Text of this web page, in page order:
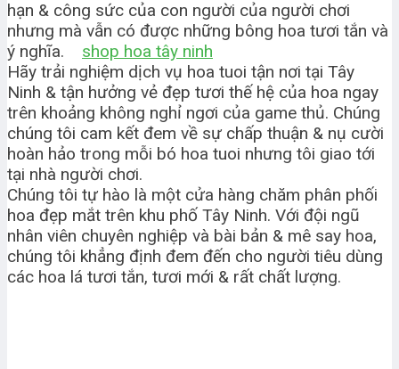
hạn & công sức của con người của người chơi
nhưng mà vẫn có được những bông hoa tươi tắn và
ý nghĩa. shop hoa tây ninh
Hãy trải nghiệm dịch vụ hoa tuoi tận nơi tại Tây
Ninh & tận hưởng vẻ đẹp tươi thế hệ của hoa ngay
trên khoảng không nghỉ ngơi của game thủ. Chúng
chúng tôi cam kết đem về sự chấp thuận & nụ cười
hoàn hảo trong mỗi bó hoa tuoi nhưng tôi giao tới
tại nhà người chơi.
Chúng tôi tự hào là một cửa hàng chăm phân phối
hoa đẹp mắt trên khu phố Tây Ninh. Với đội ngũ
nhân viên chuyên nghiệp và bài bản & mê say hoa,
chúng tôi khẳng định đem đến cho người tiêu dùng
các hoa lá tươi tắn, tươi mới & rất chất lượng.